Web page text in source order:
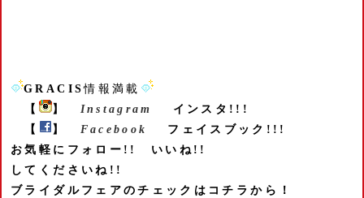
GRACIS情報満載
【
】 Instagram
インスタ!!!
【
】 Facebook
フェイスブック!!!
お気軽にフォロー!! いいね!!
してくださいね!!
ブライダルフェアのチェックはコチラから！